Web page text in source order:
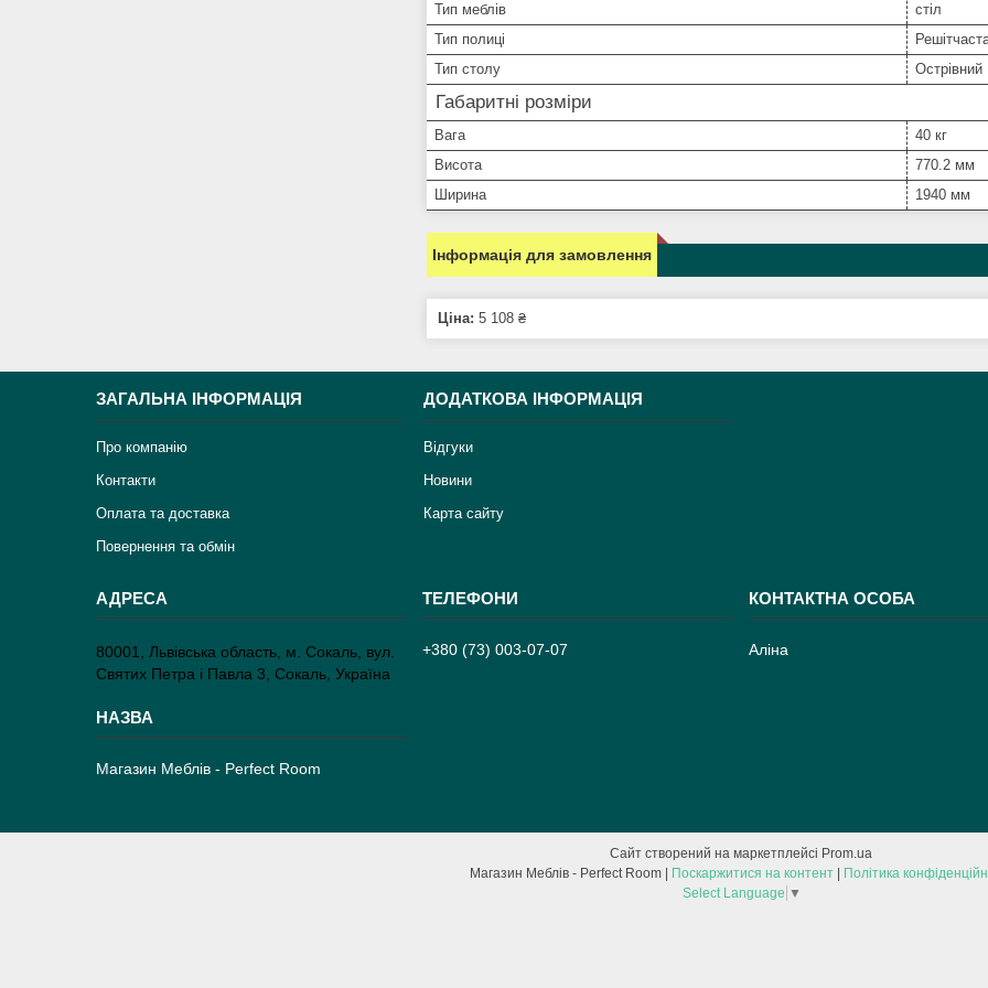
Тип меблів
стіл
Тип полиці
Тип столу
Острівний
Габаритні розміри
Вага
40 кг
Висота
770.2 мм
Ширина
1940 мм
Інформація для замовлення
Ціна: 5 108 ₴
ЗАГАЛЬНА ІНФОРМАЦІЯ
Про компанію
Контакти
Оплата та доставка
Повернення та обмін
ДОДАТКОВА ІНФОРМАЦІЯ
Відгуки
Новини
Карта сайту
80001, Львівська область, м. Сокаль, вул.
Святих Петра і Павла 3, Сокаль, Україна
Магазин Меблів - Perfect Room
+380 (73) 003-07-07 Аліна
Сайт створений на маркетплейсі Prom.ua
Магазин Меблів - Perfect Room | Поскаржитися на контент | Політика
Select Language ▼